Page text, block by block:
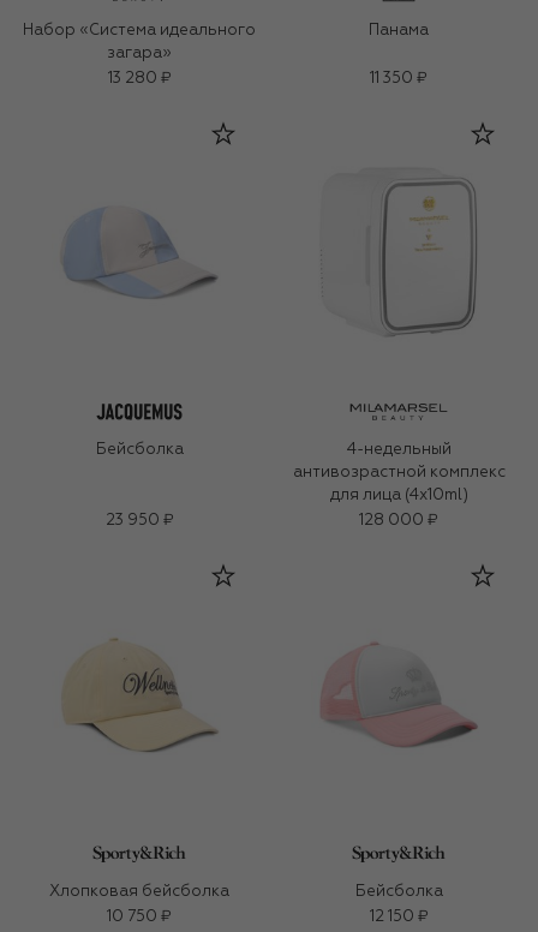
Набор «Система идеального
загара»
13 280 ₽
Панама
11 350 ₽
Бейсболка
23 950 ₽
4-недельный
антивозрастной комплекс
для лица (4x10ml)
128 000 ₽
Хлопковая бейсболка
10 750 ₽
Бейсболка
12 150 ₽